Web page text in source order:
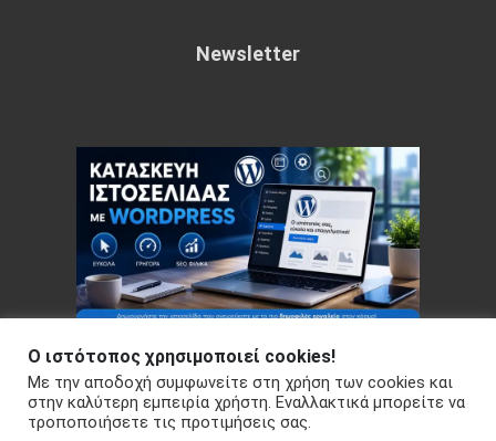
Newsletter
Copyright © 2026 Your e-articles - WordPress Theme : by
Sparkle Themes Πολιτική Απορρήτου
Ο ιστότοπος χρησιμοποιεί cookies!
Με την αποδοχή συμφωνείτε στη χρήση των cookies και
στην καλύτερη εμπειρία χρήστη. Εναλλακτικά μπορείτε να
τροποποιήσετε τις προτιμήσεις σας.